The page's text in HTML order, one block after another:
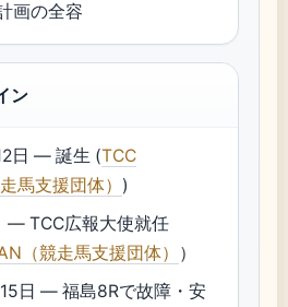
画の全容
ン
日 — 誕生 (TCC
馬支援団体） )
— TCC広報大使就任
（競走馬支援団体） ）
日 — 福島8Rで故障・安